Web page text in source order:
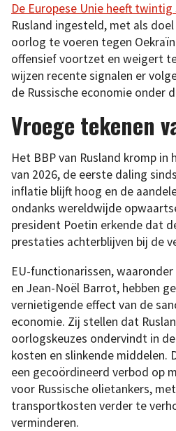
De Europese Unie heeft
Rusland ingesteld, met als
oorlog te voeren tegen
offensief voortzet en weigert
wijzen recente signalen er
de Russische economie onder
Vroege tekenen
Het BBP van Rusland kromp
van 2026, de eerste daling
inflatie blijft hoog en de
ondanks wereldwijde
president Poetin erkende dat
prestaties achterblijven bij de
EU-functionarissen,
en Jean-Noël Barrot, hebben
vernietigende effect van de
economie. Zij stellen dat
oorlogskeuzes ondervindt in
kosten en slinkende middelen.
een gecoördineerd verbod op
voor Russische olietankers,
transportkosten verder te
verminderen.